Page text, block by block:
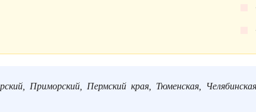
Приморский, Пермский края, Тюменская,